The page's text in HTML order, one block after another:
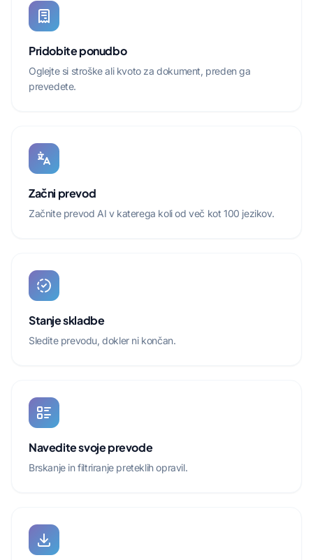
Pridobite ponudbo
Oglejte si stroške ali kvoto za dokument, preden ga
prevedete.
Začni prevod
Začnite prevod AI v katerega koli od več kot 100 jezikov.
Stanje skladbe
Sledite prevodu, dokler ni končan.
Navedite svoje prevode
Brskanje in filtriranje preteklih opravil.